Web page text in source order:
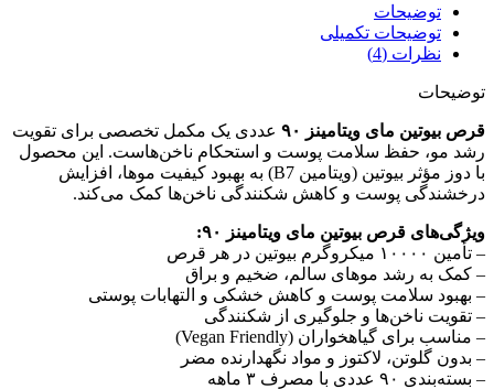
توضیحات
توضیحات تکمیلی
نظرات (4)
توضیحات
قرص بیوتین مای ویتامینز ۹۰
عددی یک مکمل تخصصی برای تقویت
رشد مو، حفظ سلامت پوست و استحکام ناخن‌هاست. این محصول
با دوز مؤثر بیوتین (ویتامین B7) به بهبود کیفیت موها، افزایش
درخشندگی پوست و کاهش شکنندگی ناخن‌ها کمک می‌کند.
ویژگی‌های قرص بیوتین مای ویتامینز ۹۰:
– تأمین ۱۰۰۰۰ میکروگرم بیوتین در هر قرص
– کمک به رشد موهای سالم، ضخیم و براق
– بهبود سلامت پوست و کاهش خشکی و التهابات پوستی
– تقویت ناخن‌ها و جلوگیری از شکنندگی
– مناسب برای گیاهخواران (Vegan Friendly)
– بدون گلوتن، لاکتوز و مواد نگهدارنده مضر
– بسته‌بندی ۹۰ عددی با مصرف ۳ ماهه